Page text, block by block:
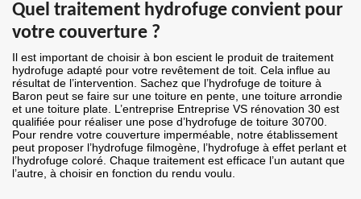
Quel traitement hydrofuge convient pour
votre couverture ?
Il est important de choisir à bon escient le produit de traitement
hydrofuge adapté pour votre revêtement de toit. Cela influe au
résultat de l’intervention. Sachez que l’hydrofuge de toiture à
Baron peut se faire sur une toiture en pente, une toiture arrondie
et une toiture plate. L’entreprise Entreprise VS rénovation 30 est
qualifiée pour réaliser une pose d’hydrofuge de toiture 30700.
Pour rendre votre couverture imperméable, notre établissement
peut proposer l’hydrofuge filmogène, l’hydrofuge à effet perlant et
l’hydrofuge coloré. Chaque traitement est efficace l’un autant que
l’autre, à choisir en fonction du rendu voulu.